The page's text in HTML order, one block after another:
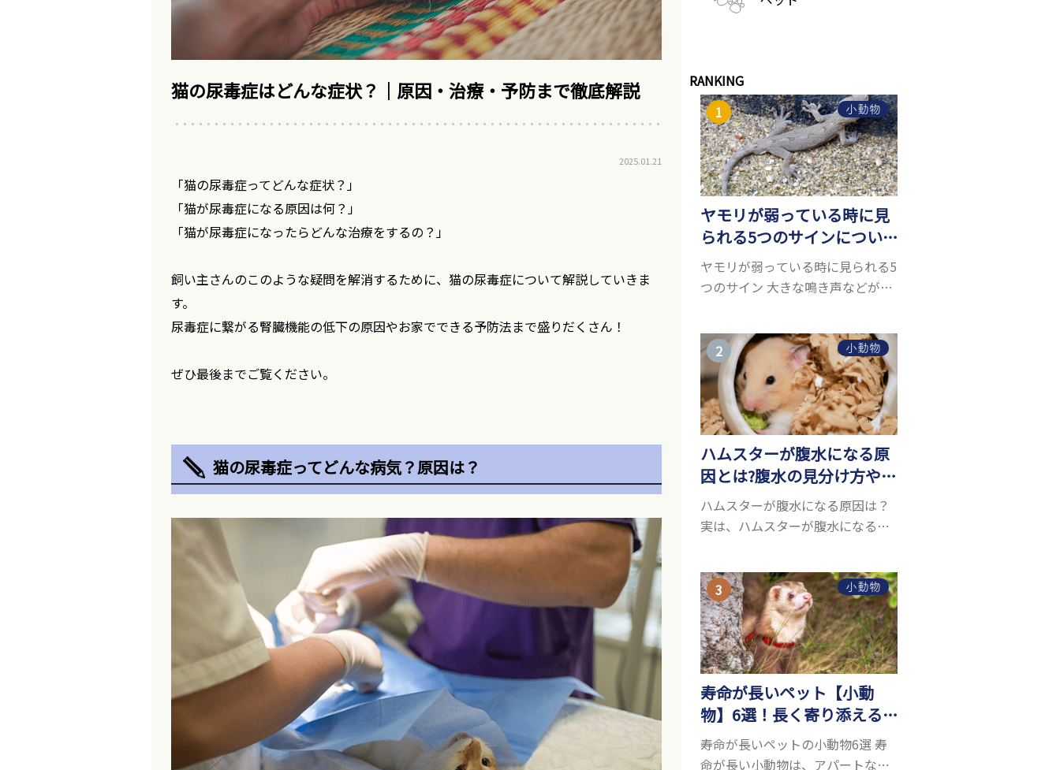
猫の尿毒症はどんな症状？｜原因・治療・予防まで徹底解説
2025.01.21
「猫の尿毒症ってどんな症状？」
「猫が尿毒症になる原因は何？」
「猫が尿毒症になったらどんな治療をするの？」
飼い主さんのこのような疑問を解消するために、猫の尿毒症について解説していきま
す。
尿毒症に繋がる腎臓機能の低下の原因やお家でできる予防法まで盛りだくさん！
ぜひ最後までご覧ください。
猫の尿毒症ってどんな病気？原因は？
RANKING
小動物
ヤモリが弱っている時に見
られる5つのサインについ
て詳しくご紹介！
ヤモリが弱っている時に見られる5
つのサイン 大きな鳴き声などがな
して人気が高まっているヤモリを
お迎えしたいと思う人も多いので
はないでしょうか...
小動物
ハムスターが腹水になる原
因とは?腹水の見分け方や対
処方法を解説
ハムスターが腹水になる原因は？
実は、ハムスターが腹水になる原
しいため、難しい検査を気軽にす
ることができないためです。 腹水
になる理由はさま...
小動物
寿命が長いペット【小動
物】6選！長く寄り添える
小動物はいる？
寿命が長いペットの小動物6選 寿
命が長い小動物は、アパートなど